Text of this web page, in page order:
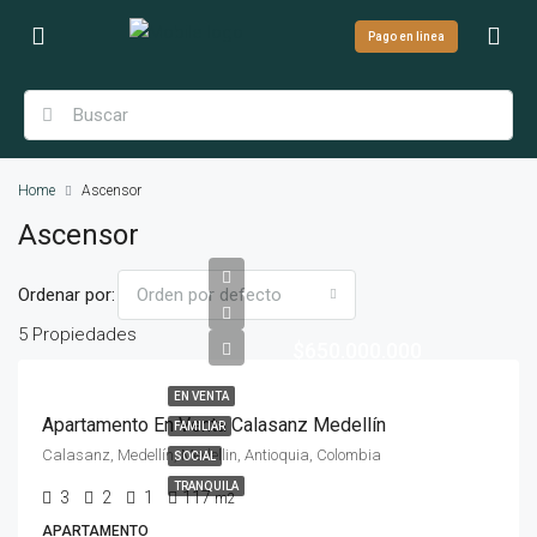
Pago en linea
Home Ascensor
Ascensor
5 Propiedades
Ordenar por: Orden por defecto
EN VENTA
FAMILIAR
SOCIAL
TRANQUILA
Apartamento En Venta Calasanz Medellín
Calasanz, Medellín, Medellin, Antioquia, Colombia
3 2 1 117 m2
APARTAMENTO